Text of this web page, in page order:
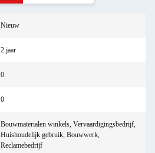
Nieuw
2 jaar
0
0
Bouwmaterialen winkels, Vervaardigingsbedrijf,
Huishoudelijk gebruik, Bouwwerk,
Reclamebedrijf